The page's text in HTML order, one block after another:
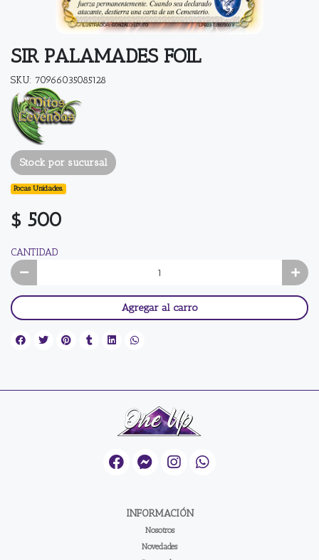
SIR PALAMADES FOIL
SKU: 70966035085128
Stock por sucursal
Pocas Unidades.
$ 500
CANTIDAD
Agregar al carro
INFORMACIÓN
Nosotros
Novedades